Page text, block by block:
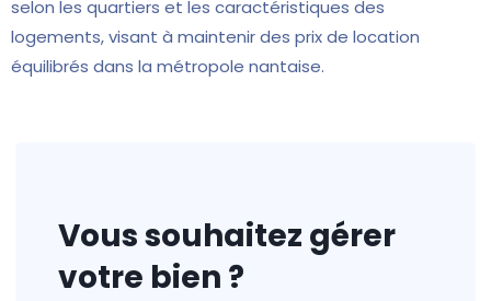
selon les quartiers et les caractéristiques des
logements, visant à maintenir des prix de location
équilibrés dans la métropole nantaise.
Vous souhaitez gérer
votre bien ?